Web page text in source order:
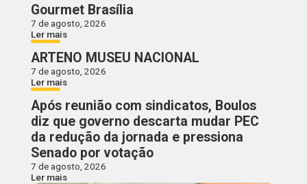
Gourmet Brasília
7 de agosto, 2026
Ler mais
ARTENO MUSEU NACIONAL
7 de agosto, 2026
Ler mais
Após reunião com sindicatos, Boulos
diz que governo descarta mudar PEC
da redução da jornada e pressiona
Senado por votação
7 de agosto, 2026
Ler mais